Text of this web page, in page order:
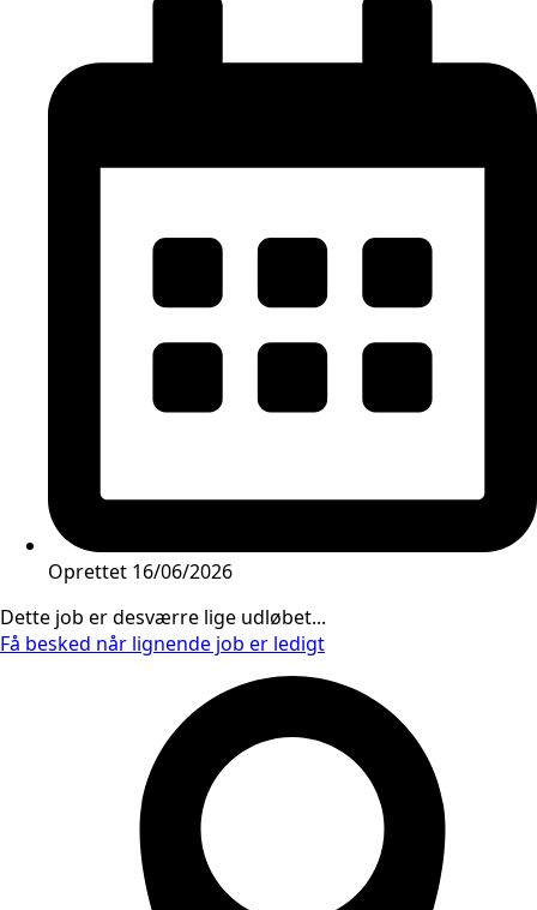
Oprettet 16/06/2026
Dette job er desværre lige udløbet...
Få besked når lignende job er ledigt